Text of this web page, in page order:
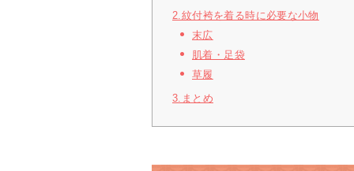
2.紋付袴を着る時に必要な小物
末広
肌着・足袋
草履
3.まとめ